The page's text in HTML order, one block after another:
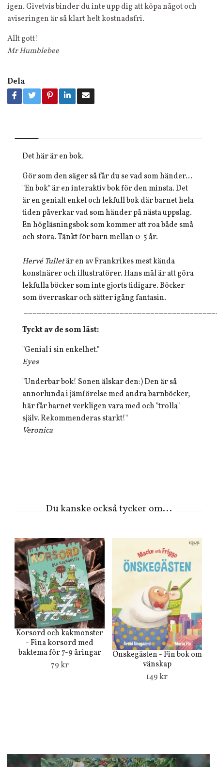
igen. Givetvis binder du inte upp dig att köpa något och
aviseringen är så klart helt kostnadsfri.
Allt gott!
Mr Humblebee
Dela
Det här är en bok.
Gör som den säger så får du se vad som händer...
"En bok" är en interaktiv bok för den minsta. Det
är en genialt enkel och lekfull bok där barnet hela
tiden påverkar vad som händer på nästa uppslag.
En högläsningsbok som kommer att roa både små
och stora. Tänkt för barn mellan 0-5 år.
Hervé Tulletär en av Frankrikes mest kända
konstnärer och illustratörer. Hans mål är att göra
lekfulla böcker som inte gjorts tidigare. Böcker
som överraskar och sätter igång fantasin.
Tyckt av de som läst:
"Genial i sin enkelhet."
Eyes
"Underbar bok! Sonen älskar den:) Den är så
annorlunda i jämförelse med andra barnböcker,
här får barnet verkligen vara med och "trolla"
själv. Rekommenderas starkt!"
Veronica
Korsord och kakmonster
- Fina korsord med
baktema för 7-9 åringar
79 kr
Önskegästen - Fin bok om
vänskap
149 kr